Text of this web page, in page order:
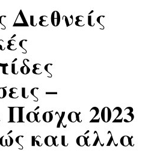
–
2023
και άλλα